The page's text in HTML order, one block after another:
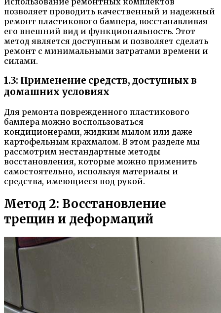
позволяет проводить качественный и надежный
ремонт пластикового бампера, восстанавливая
его внешний вид и функциональность. Этот
метод является доступным и позволяет сделать
ремонт с минимальными затратами времени и
силами.
1.3: Применение средств, доступных в
домашних условиях
Для ремонта поврежденного пластикового
бампера можно воспользоваться
кондиционерами, жидким мылом или даже
картофельным крахмалом. В этом разделе мы
рассмотрим нестандартные методы
восстановления, которые можно применить
самостоятельно, используя материалы и
средства, имеющиеся под рукой.
Метод 2: Восстановление
трещин и деформаций